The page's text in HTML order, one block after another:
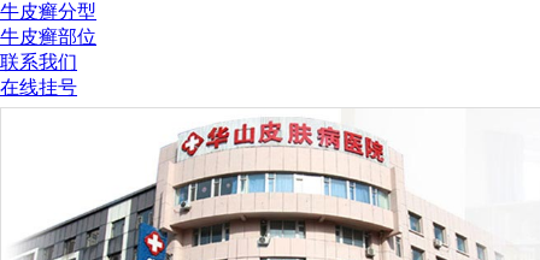
牛皮癣分型
牛皮癣部位
联系我们
在线挂号